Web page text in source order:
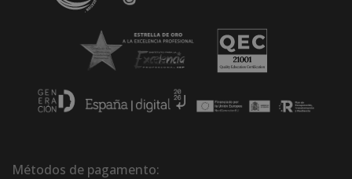
Métodos de pagamento: